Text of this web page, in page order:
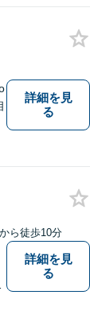
詳細を見
る
から徒歩10分
詳細を見
る